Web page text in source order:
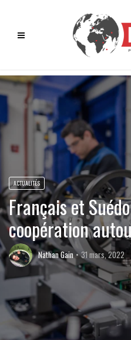
ACTUALITÉS
Français et
coopération
Nathan Gain 31 mars, 2022